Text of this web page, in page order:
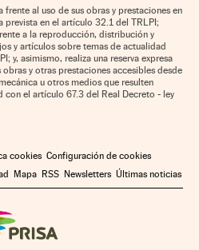
frente al uso de sus obras y prestaciones en
prevista en el artículo 32.1 del TRLPI;
a la reproducción, distribución y
y artículos sobre temas de actualidad
y, asimismo, realiza una reserva expresa
y otras prestaciones accesibles desde
u otros medios que resulten
el artículo 67.3 del Real Decreto - ley
cookies Configuración de cookies
Mapa RSS Newsletters Últimas noticias